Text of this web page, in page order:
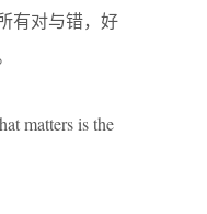
有对与错，好
matters is the